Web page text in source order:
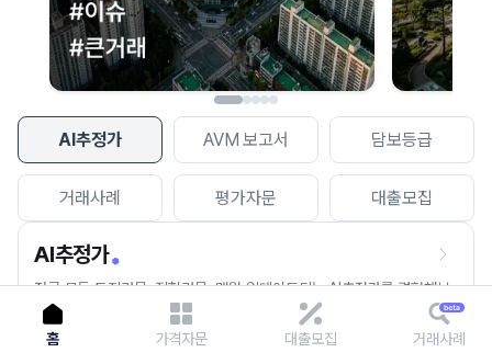
AI추정가 AVM 보고서 담보등급
거래사례 평가자문 대출모집
AI추정가
전국 모든 토지건물, 집합건물, 매월 업데이트되는 AI추정가를 경험해보
세요.
홈 가격자문 대출모집 거래사례